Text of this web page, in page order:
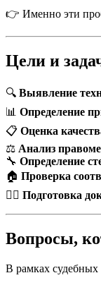
👉 Именно эти
Цели и
🔍 Выявление
📊 Определение
📋 Оценка
⚖ Анализ
🔧 Определение
🏠 Проверка
👨‍⚖ Подготовка
Вопросы,
В рамках судебных